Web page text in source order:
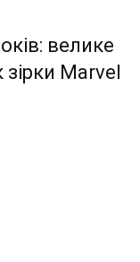
велике
зірки Marvel